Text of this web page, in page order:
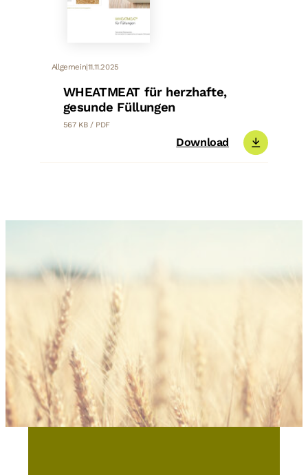
Allgemein|11.11.2025
WHEATMEAT für herzhafte,
gesunde Füllungen
567 KB / PDF
Download
Sie haben Interesse an
WHEATMEAT® Flakes 4080?